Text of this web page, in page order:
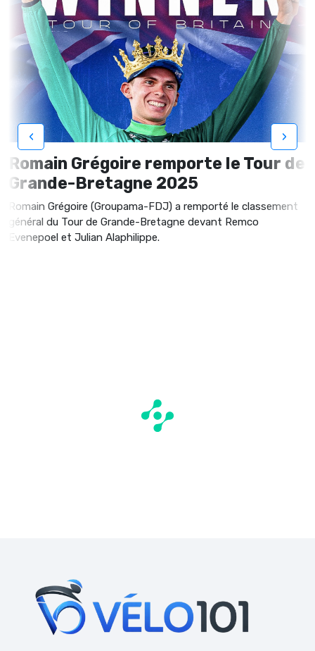
Romain Grégoire remporte le Tour de
Grande-Bretagne 2025
Romain Grégoire (Groupama-FDJ) a remporté le classement
général du Tour de Grande-Bretagne devant Remco
Evenepoel et Julian Alaphilippe.
‹ ›